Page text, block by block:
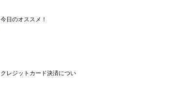
今日のオススメ！
クレジットカード決済について